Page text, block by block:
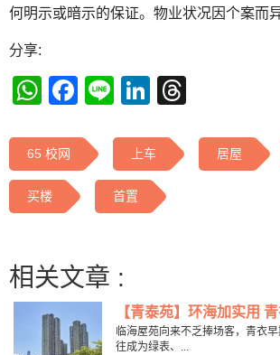
何明示或暗示的保证。物业状况因个案而
分享:
WhatsApp
Facebook
LineLinkedIn
65 校网 上车 居屋
买楼 首置
相关文章 :
【青泰苑】环海加实用
临海屋苑向来不乏捧场客，青衣
往成为绿表、...